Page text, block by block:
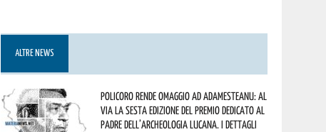
ALTRE NEWS
Policoro rende omaggio ad Adamesteanu: al
via la sesta edizione del Premio dedicato al
padre dell’archeologia lucana. I dettagli